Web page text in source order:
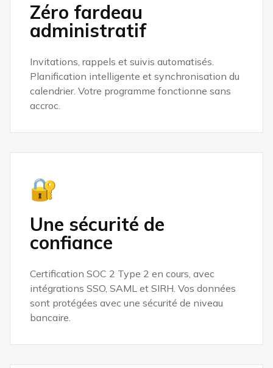
Zéro fardeau
administratif
Invitations, rappels et suivis automatisés.
Planification intelligente et synchronisation du
calendrier. Votre programme fonctionne sans
accroc.
🔐
Une sécurité de
confiance
Certification SOC 2 Type 2 en cours, avec
intégrations SSO, SAML et SIRH. Vos données
sont protégées avec une sécurité de niveau
bancaire.